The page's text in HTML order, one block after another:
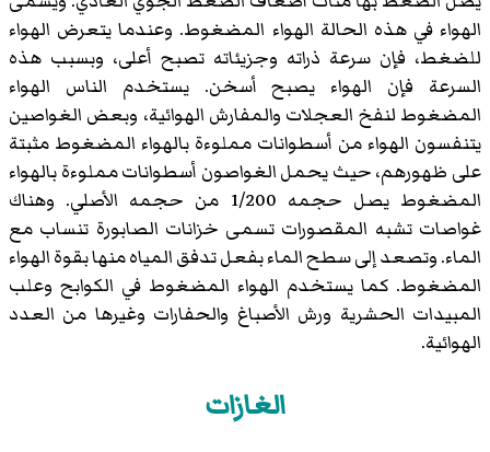
الهواء في هذه الحالة الهواء المضغوط. وعندما يتعرض الهواء
للضغط، فإن سرعة ذراته وجزيئاته تصبح أعلى، وبسبب هذه
السرعة فإن الهواء يصبح أسخن. يستخدم الناس الهواء
المضغوط لنفخ العجلات والمفارش الهوائية، وبعض الغواصين
يتنفسون الهواء من أسطوانات مملوءة بالهواء المضغوط مثبتة
على ظهورهم، حيث يحمل الغواصون أسطوانات مملوءة بالهواء
المضغوط يصل حجمه 1/200 من حجمه الأصلي. وهناك
غواصات تشبه المقصورات تسمى خزانات الصابورة تنساب مع
الماء. وتصعد إلى سطح الماء بفعل تدفق المياه منها بقوة الهواء
المضغوط. كما يستخدم الهواء المضغوط في الكوابح وعلب
المبيدات الحشرية ورش الأصباغ والحفارات وغيرها من العدد
الهوائية.
الغازات